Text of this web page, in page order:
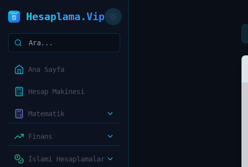
Hesaplama.Vip
Ana Sayfa
Hesap Makinesi
Matematik
Finans
İslami Hesaplamalar